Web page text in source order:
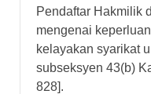
Pendaftar Hakmilik
mengenai
kelayakan syarikat
subseksyen 43(b)
828].